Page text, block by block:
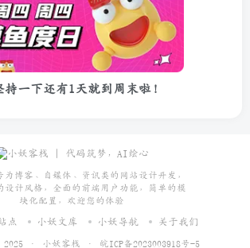
持一下还有1天就到周末啦！
为博客、自媒体、资讯类的网站设计开发，
设计风格，全面的前端用户功能，简单的模
块化配置，欢迎您的体验
点 小妖文库 小妖导航 关于我们
2025 · 小妖客栈 · 皖ICP备2023003918号-5